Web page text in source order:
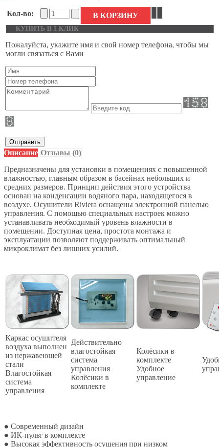
Кол-во: В КОРЗИНУ
КУПИТЬ В 1 КЛИК
Пожалуйста, укажите имя и свой номер телефона, чтобы мы
могли связаться с Вами
Отправить
Описание Отзывы (0)
Предназначены для установки в помещениях с повышенной
влажностью, главным образом в басейнах небольших и
средних размеров. Принцип действия этого устройства
основан на конденсации водяного пара, находящегося в
воздухе. Осушители Riviera оснащены электронной панелью
управления. С помощью специальных настроек можно
устанавливать необходимый уровень влажности в
помещении. Доступная цена, простота монтажа и
эксплуатации позволяют поддерживать оптимальный
микроклимат без лишних усилий.
Каркас осушителя
воздуха выполнен
из нержавеющей
стали
Влагостойкая
система
управления
Действительно
влагостойкая
система
управления
Колёсики в
комплекте
Колёсики в
комплекте
Удобное
управление
● Современный дизайн
● ИК-пульт в комплекте
● Высокая эффективность осушения при низком